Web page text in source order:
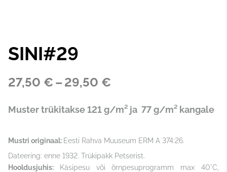
SINI#29
27,50 € – 29,50 €
Muster trükitakse 121 g/m² ja 77 g/m² kangale
Mustri originaal: Eesti Rahva Muuseum ERM A 374:26.
Dateering: enne 1932. Trükipakk Petserist.
Hooldusjuhis:
Käsipesu või õrnpesuprogramm max 40°C,